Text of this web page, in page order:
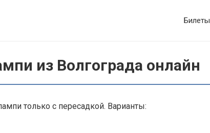
Билеты
из Волгограда онлайн
только с пересадкой. Варианты: